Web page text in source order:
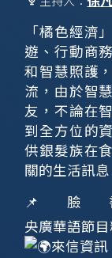
「橘色經濟
遊、行動商
和智慧照護
流，由於智
友，不論在
到全方位的
供銀髮族在
關的生活訊
📌臉
央廣華語節
來信資訊